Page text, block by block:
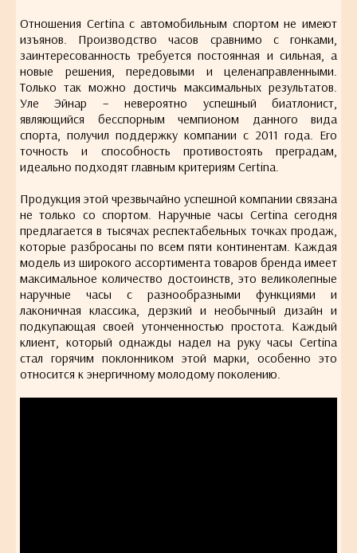
Отношения Certina с автомобильным спортом не имеют
изъянов. Производство часов сравнимо с гонками,
заинтересованность требуется постоянная и сильная, а
новые решения, передовыми и целенаправленными.
Только так можно достичь максимальных результатов.
Уле Эйнар – невероятно успешный биатлонист,
являющийся бесспорным чемпионом данного вида
спорта, получил поддержку компании с 2011 года. Его
точность и способность противостоять преградам,
идеально подходят главным критериям Certina.
Продукция этой чрезвычайно успешной компании связана
не только со спортом. Наручные часы Certina сегодня
предлагается в тысячах респектабельных точках продаж,
которые разбросаны по всем пяти континентам. Каждая
модель из широкого ассортимента товаров бренда имеет
максимальное количество достоинств, это великолепные
наручные часы с разнообразными функциями и
лаконичная классика, дерзкий и необычный дизайн и
подкупающая своей утонченностью простота. Каждый
клиент, который однажды надел на руку часы Certina
стал горячим поклонником этой марки, особенно это
относится к энергичному молодому поколению.